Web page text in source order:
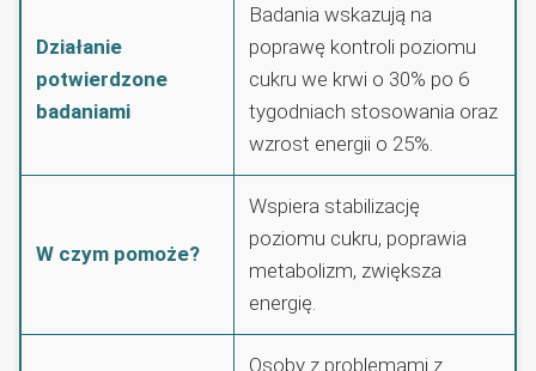
Działanie
potwierdzone
badaniami
Badania wskazują na
poprawę kontroli poziomu
cukru we krwi o 30% po 6
tygodniach stosowania oraz
wzrost energii o 25%.
W czym pomoże?
Wspiera stabilizację
poziomu cukru, poprawia
metabolizm, zwiększa
energię.
Osoby z problemami z